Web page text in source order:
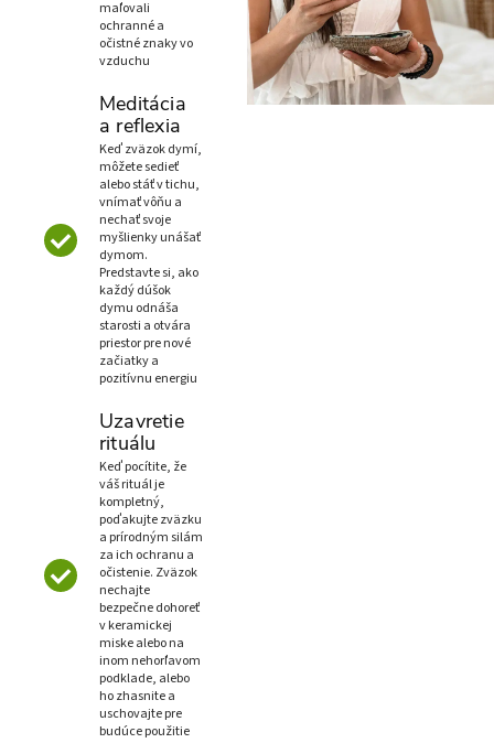
maľovali
ochranné a
očistné znaky vo
vzduchu
Meditácia
a reflexia
Keď zväzok dymí,
môžete sedieť
alebo stáť v tichu,
vnímať vôňu a
nechať svoje
myšlienky unášať
dymom.
Predstavte si, ako
každý dúšok
dymu odnáša
starosti a otvára
priestor pre nové
začiatky a
pozitívnu energiu
Uzavretie
rituálu
Keď pocítite, že
váš rituál je
kompletný,
poďakujte zväzku
a prírodným silám
za ich ochranu a
očistenie. Zväzok
nechajte
bezpečne dohoreť
v keramickej
miske alebo na
inom nehorľavom
podklade, alebo
ho zhasnite a
uschovajte pre
budúce použitie